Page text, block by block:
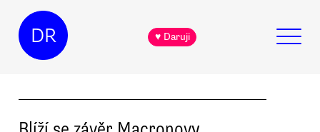
DR ♥ Daruji